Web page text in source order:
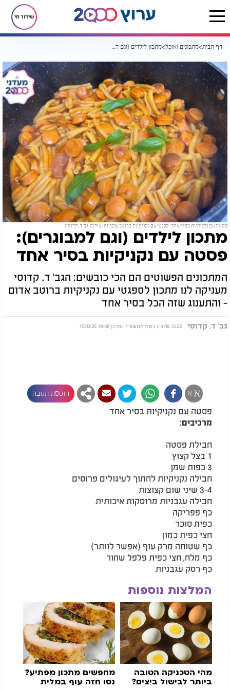
שידור חי
דף הבית מתכונים ואוכל מתכון לילדים (וגם למבוגרים): פסטה עם נקניקיות בסיר אחד
פסטה עם נקניקיות בסיר אחד: ספגטי עם נקניקיות ברוטב עגבניות (צילום: גב' ד. קדוסי)
מתכון לילדים (וגם למבוגרים):
פסטה עם נקניקיות בסיר אחד
המתכונים הפשוטים הם הכי כובשים: הגב' ד. קדוסי
מעניקה לנו מתכון לספגטי עם נקניקיות ברוטב אדום
- והתענוג שזה הכל בסיר אחד
גב' ד. קדוסי 06.12.23 כ"ג כסלו התשפ"ד, עודכן 19:38 10.03.25
א א הוספת תגובה
פסטה עם נקניקיות בסיר אחד
מרכיבים:
חבילת פסטה
1 בצל קצוץ
3 כפות שמן
חבילה נקניקיות לחתוך לעיגולים פרוסים
3-4 שיני שום קצוצות
חבילה עגבניות מרוסקות איכותית
כף פפריקה
כפית סוכר
חצי כפית כמון
כף שטוחה מרק עוף (אפשר לוותר)
כף מלח, חצי כפית פלפל שחור
כף רסק עגבניות
המלצות נוספות
מהי הטכניקה הטובה
ביותר לבישול ביצים?
מחפשים מתכון מפתיע?
נסו חזה עוף במלית